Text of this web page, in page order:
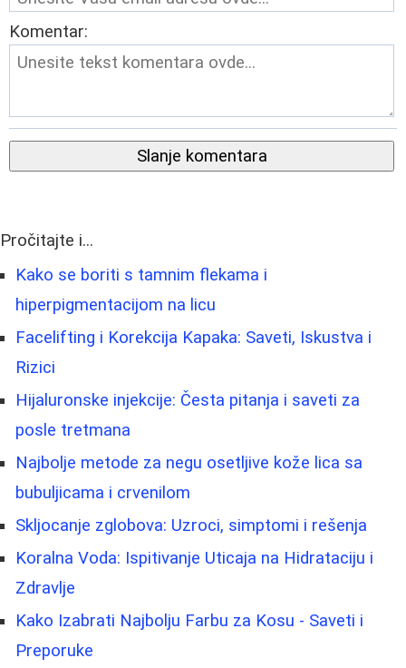
Komentar:
Slanje komentara
Pročitajte i...
Kako se boriti s tamnim flekama i
hiperpigmentacijom na licu
Facelifting i Korekcija Kapaka: Saveti, Iskustva i
Rizici
Hijaluronske injekcije: Česta pitanja i saveti za
posle tretmana
Najbolje metode za negu osetljive kože lica sa
bubuljicama i crvenilom
Skljocanje zglobova: Uzroci, simptomi i rešenja
Koralna Voda: Ispitivanje Uticaja na Hidrataciju i
Zdravlje
Kako Izabrati Najbolju Farbu za Kosu - Saveti i
Preporuke